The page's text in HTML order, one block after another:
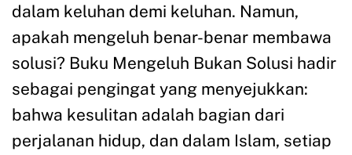
dalam keluhan demi keluhan. Namun,
apakah mengeluh benar-benar membawa
solusi? Buku Mengeluh Bukan Solusi hadir
sebagai pengingat yang menyejukkan:
bahwa kesulitan adalah bagian dari
perjalanan hidup, dan dalam Islam, setiap